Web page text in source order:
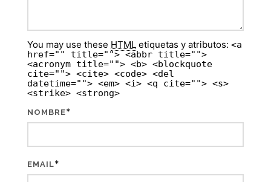
You may use these HTML etiquetas y atributos: <a
href="" title=""> <abbr title="">
<acronym title=""> <b> <blockquote
cite=""> <cite> <code> <del
datetime=""> <em> <i> <q cite=""> <s>
<strike> <strong>
NOMBRE*
EMAIL*